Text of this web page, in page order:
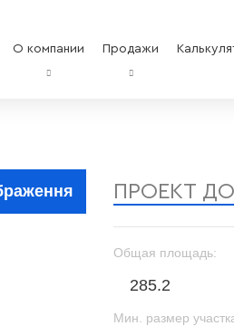
О компании Продажи
ПРОЕКТ
Общая площадь:
285.2
Мин. размер